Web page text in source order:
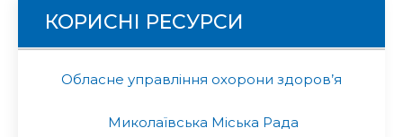
КОРИСНІ РЕСУРСИ
Обласне управління охорони здоров’я
Миколаївська Міська Рада